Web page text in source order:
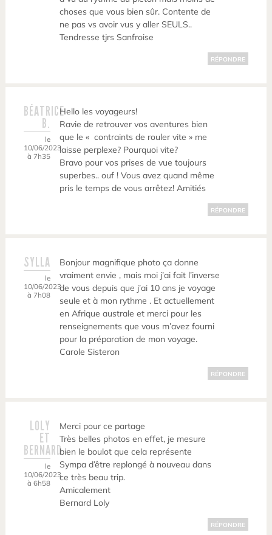
choses que vous bien sûr. Contente de
ne pas vs avoir vus y aller SEULS..
Tendresse tjrs Sanfroise
RÉPONDRE
BÉATRICE
B.
le
10/06/2023
à 7h35
Hello les voyageurs!
Ravie de retrouver vos aventures bien
que le « contraints de rouler vite » me
laisse perplexe? Pourquoi vite?
Bravo pour vos prises de vue toujours
superbes.. ouf ! Vous avez quand même
pris le temps de vous arrêtez! Amitiés
RÉPONDRE
SYLLA
le
10/06/2023
à 7h08
Bonjour magnifique photo ça donne
vraiment envie , mais moi j’ai fait l’inverse
de vous depuis que j’ai 10 ans je voyage
seule et à mon rythme . Et actuellement
en Afrique australe et merci pour les
renseignements que vous m’avez fourni
pour la préparation de mon voyage.
Carole Sisteron
RÉPONDRE
LOLY
ET
BERNARD
le
10/06/2023
à 6h58
Merci pour ce partage
Très belles photos en effet, je mesure
bien le boulot que cela représente
Sympa d’être replongé à nouveau dans
ce très beau trip.
Amicalement
Bernard Loly
RÉPONDRE